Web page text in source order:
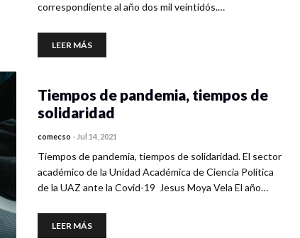
correspondiente al año dos mil veintidós.…
LEER MÁS
Tiempos de pandemia, tiempos de
solidaridad
comecso - Jul 14, 2021
Tiempos de pandemia, tiempos de solidaridad. El sector
académico de la Unidad Académica de Ciencia Política
de la UAZ ante la Covid-19 Jesus Moya Vela El año…
LEER MÁS